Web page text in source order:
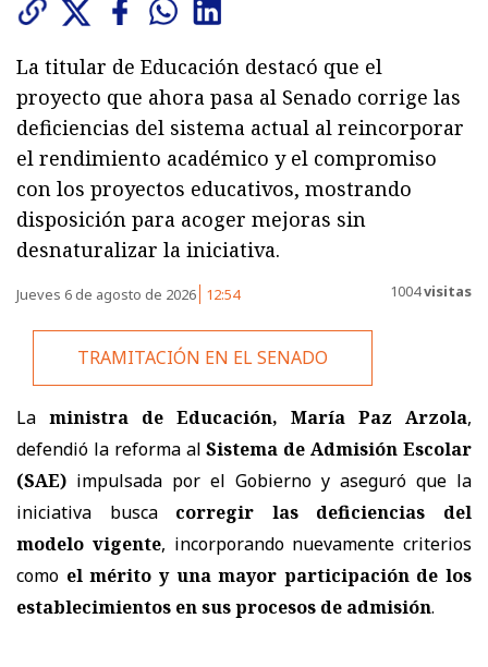
La titular de Educación destacó que el
proyecto que ahora pasa al Senado corrige las
deficiencias del sistema actual al reincorporar
el rendimiento académico y el compromiso
con los proyectos educativos, mostrando
disposición para acoger mejoras sin
desnaturalizar la iniciativa.
Jueves 6 de agosto de 2026 12:54 1004visitas
TRAMITACIÓN EN EL SENADO
La ministra de Educación, María Paz Arzola,
defendió la reforma alSistema de Admisión Escolar
(SAE) impulsada por el Gobierno y aseguró que la
iniciativa busca corregir las deficiencias del
modelo vigente, incorporando nuevamente criterios
como el mérito y una mayor participación de los
establecimientos en sus procesos de admisión.